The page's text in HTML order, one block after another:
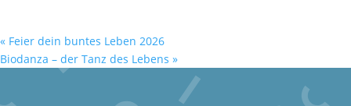
« Feier dein buntes Leben 2026
Biodanza – der Tanz des Lebens »